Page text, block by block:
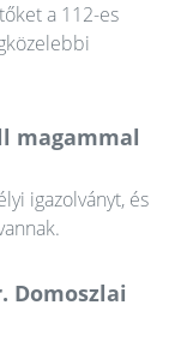
a 112-es
magammal
igazolványt, és
Domoszlai